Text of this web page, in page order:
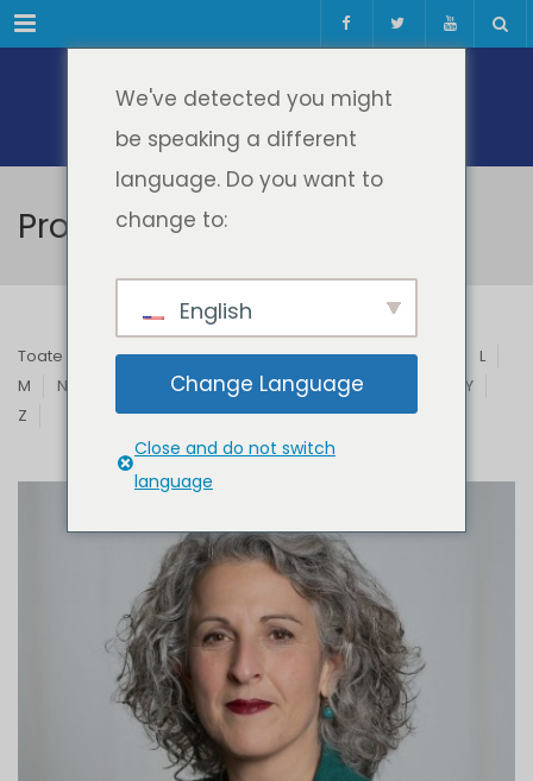
Meniul
Profesori & Invitați
Toate B C D E F G H I J
L
M
N Q R S T U V
Y
Z
We've detected you might
be speaking a different
language. Do you want to
change to:
English
Change Language
Close and do not switch
language